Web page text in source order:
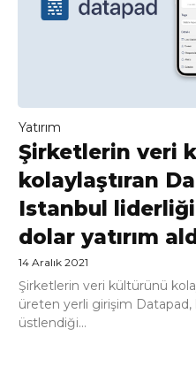
Yatırım
Şirketlerin veri
kolaylaştıran
Istanbul
dolar yatırım
14 Aralık 2021
Şirketlerin veri kültürünü
üreten yerli girişim
üstlendiği...